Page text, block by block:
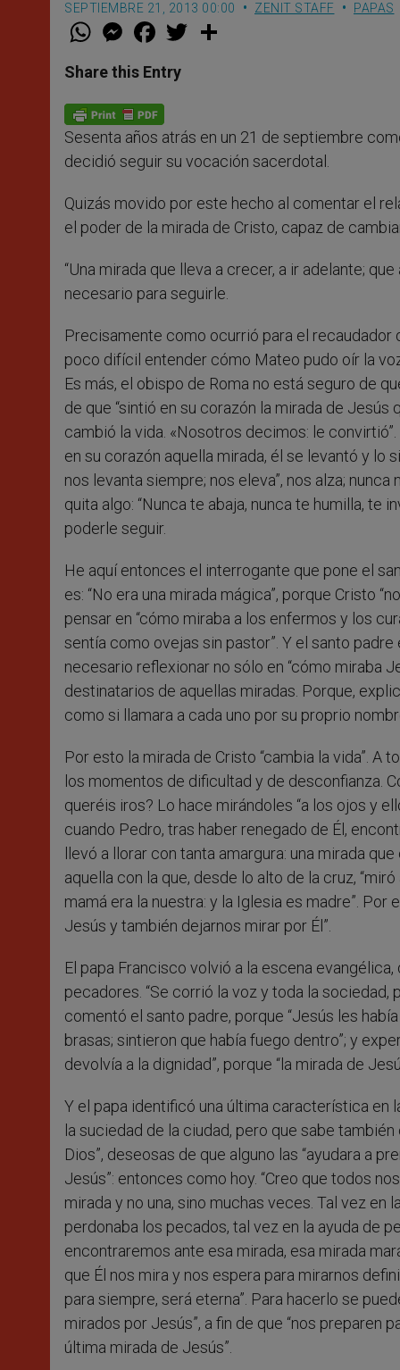
SEPTIEMBRE 21, 2013 00:00 ZENIT STAFF PAPAS
W
t
s
p
p
M
e
s
e
g
e
r
F
a
e
b
o
k
w
Share this Entry
Sesenta años atrás en un 21 de septiembre
decidió seguir su vocación sacerdotal.
Quizás movido por este hecho al comentar el
el poder de la mirada de Cristo, capaz de
“Una mirada que lleva a crecer, a ir adelante;
necesario para seguirle.
Precisamente como ocurrió para el recaudador
poco difícil entender cómo Mateo pudo oír la
Es más, el obispo de Roma no está seguro de
de que “sintió en su corazón la mirada de
cambió la vida. «Nosotros decimos: le
en su corazón aquella mirada, él se levantó y lo
nos levanta siempre; nos eleva”, nos alza;
quita algo: “Nunca te abaja, nunca te humilla, te
poderle seguir.
He aquí entonces el interrogante que pone el
es: “No era una mirada mágica”, porque Cristo
pensar en “cómo miraba a los enfermos y los
sentía como ovejas sin pastor”. Y el santo
necesario reflexionar no sólo en “cómo miraba
destinatarios de aquellas miradas. Porque,
como si llamara a cada uno por su proprio
Por esto la mirada de Cristo “cambia la vida”. A
los momentos de dificultad y de desconfianza.
queréis iros? Lo hace mirándoles “a los ojos y
cuando Pedro, tras haber renegado de Él,
llevó a llorar con tanta amargura: una mirada
aquella con la que, desde lo alto de la cruz,
mamá era la nuestra: y la Iglesia es madre”.
Jesús y también dejarnos mirar por Él”.
El papa Francisco volvió a la escena
pecadores. “Se corrió la voz y toda la sociedad,
comentó el santo padre, porque “Jesús les
brasas; sintieron que había fuego dentro”; y
devolvía a la dignidad”, porque “la mirada de
Y el papa identificó una última característica en
la suciedad de la ciudad, pero que sabe
Dios”, deseosas de que alguno las “ayudara a
Jesús”: entonces como hoy. “Creo que todos
mirada y no una, sino muchas veces. Tal vez
perdonaba los pecados, tal vez en la ayuda de
encontraremos ante esa mirada, esa mirada
que Él nos mira y nos espera para mirarnos
para siempre, será eterna”. Para hacerlo se
mirados por Jesús”, a fin de que “nos preparen
última mirada de Jesús”.